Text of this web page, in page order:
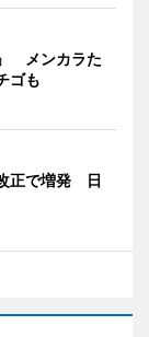
メンカラた
ゴも
正で増発 日